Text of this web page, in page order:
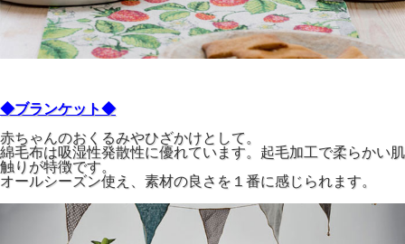
◆ブランケット◆
赤ちゃんのおくるみやひざかけとして。
綿毛布は吸湿性発散性に優れています。起毛加工で柔らかい肌
触りが特徴です。
オールシーズン使え、素材の良さを１番に感じられます。